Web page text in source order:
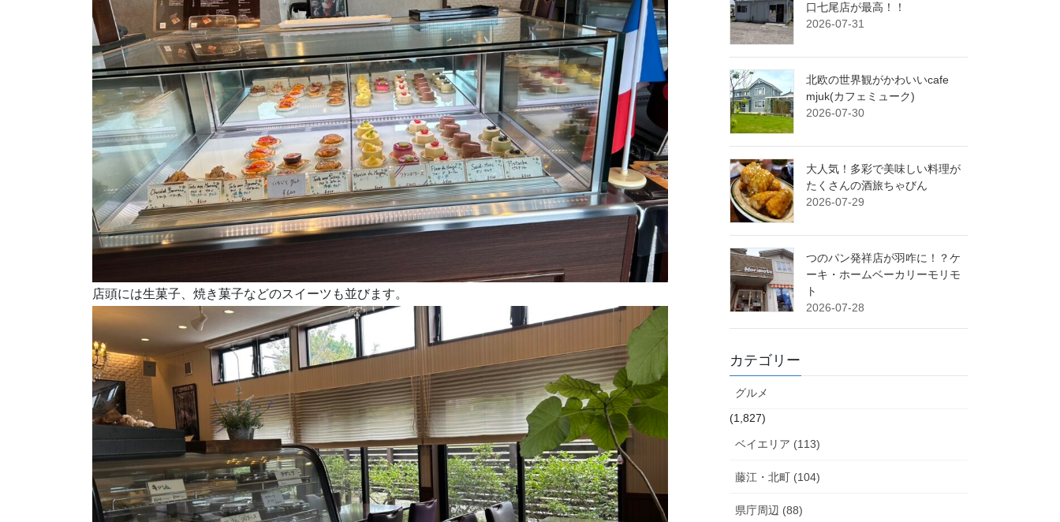
店頭には生菓子、焼き菓子などのスイーツも並びます。
口七尾店が最高！！
2026-07-31
北欧の世界観がかわいいcafe
mjuk(カフェミューク)
2026-07-30
大人気！多彩で美味しい料理が
たくさんの酒旅ちゃびん
2026-07-29
つのパン発祥店が羽咋に！？ケ
ーキ・ホームベーカリーモリモ
ト
2026-07-28
カテゴリー
グルメ
(1,827)
ベイエリア (113)
藤江・北町 (104)
県庁周辺 (88)